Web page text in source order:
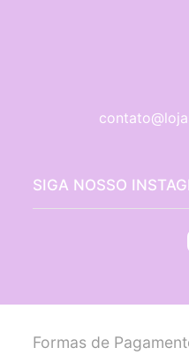
SIGA NOSSO
Formas de